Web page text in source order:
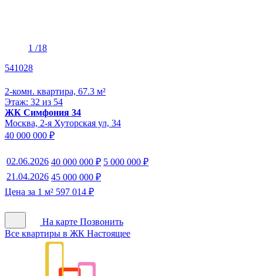
1 /18
541028
2-комн. квартира, 67.3 м²
Этаж: 32 из 54
ЖК Симфония 34
Москва, 2-я Хуторская ул, 34
40 000 000 ₽
02.06.2026 40 000 000 ₽ 5 000 000 ₽
21.04.2026 45 000 000 ₽
Цена за 1 м² 597 014 ₽
На карте Позвонить
Все квартиры в ЖК Настоящее